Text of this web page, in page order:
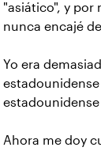
"asiático", y por
nunca encajé
Yo era
Ahora me doy